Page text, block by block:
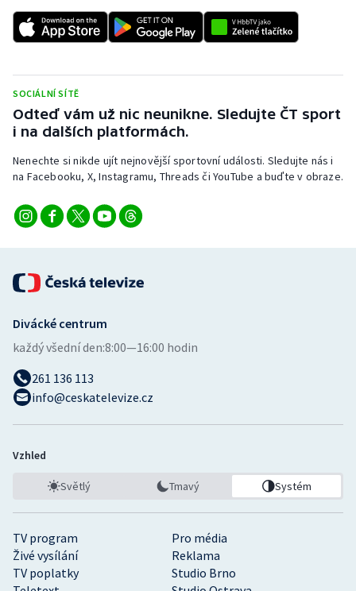
SOCIÁLNÍ SÍTĚ
Odteď vám už nic neunikne. Sledujte ČT sport
i na dalších platformách.
Nenechte si nikde ujít nejnovější sportovní události. Sledujte nás i
na Facebooku, X, Instagramu, Threads či YouTube a buďte v obraze.
TV program
Pro média
Živé vysílání
Reklama
TV poplatky
Studio Brno
Divácké centrum
každý všední den:8:00—16:00 hodin
261 136 113
info@ceskatelevize.cz
Vzhled
Světlý Tmavý Systém